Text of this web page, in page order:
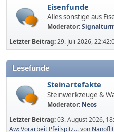
Eisenfunde
Alles sonstige aus
Moderator:
Letzter Beitrag:29. Juli 2026,
Lesefunde
Steinartefakte
Steinwerkzeuge &
Moderator: Neos
Letzter Beitrag:03. August 2026,
Aw: Vorarbeit Pfeilspitz...von